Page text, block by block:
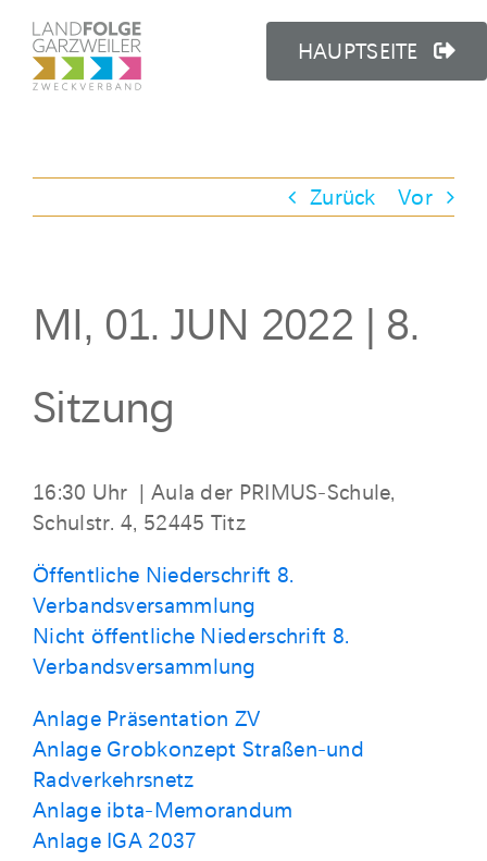
Inhalt
springen
HAUPTSEITE
Zurück Vor
MI, 01. JUN 2022 | 8.
Sitzung
16:30 Uhr | Aula der PRIMUS-Schule,
Schulstr. 4, 52445 Titz
Öffentliche Niederschrift 8.
Verbandsversammlung
Nicht öffentliche Niederschrift 8.
Verbandsversammlung
Anlage Präsentation ZV
Anlage Grobkonzept Straßen-und
Radverkehrsnetz
Anlage ibta-Memorandum
Anlage IGA 2037